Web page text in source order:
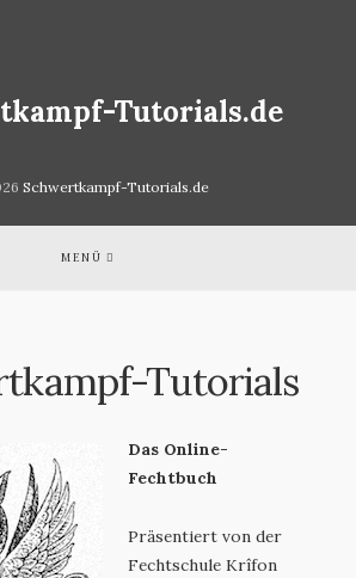
Tutorials.de
Schwertkampf-Tutorials.de
MENÜ
Tutorials
Das Online-
Fechtbuch
Präsentiert von der
Fechtschule Krîfon